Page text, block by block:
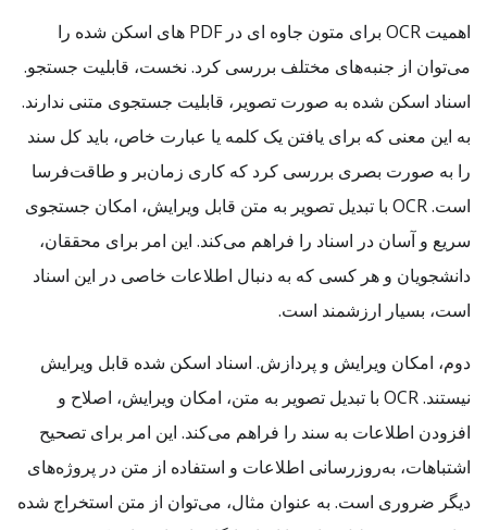
اهمیت OCR برای متون جاوه ای در PDF های اسکن شده را
می‌توان از جنبه‌های مختلف بررسی کرد. نخست، قابلیت جستجو.
اسناد اسکن شده به صورت تصویر، قابلیت جستجوی متنی ندارند.
به این معنی که برای یافتن یک کلمه یا عبارت خاص، باید کل سند
را به صورت بصری بررسی کرد که کاری زمان‌بر و طاقت‌فرسا
است. OCR با تبدیل تصویر به متن قابل ویرایش، امکان جستجوی
سریع و آسان در اسناد را فراهم می‌کند. این امر برای محققان،
دانشجویان و هر کسی که به دنبال اطلاعات خاصی در این اسناد
است، بسیار ارزشمند است.
دوم، امکان ویرایش و پردازش. اسناد اسکن شده قابل ویرایش
نیستند. OCR با تبدیل تصویر به متن، امکان ویرایش، اصلاح و
افزودن اطلاعات به سند را فراهم می‌کند. این امر برای تصحیح
اشتباهات، به‌روزرسانی اطلاعات و استفاده از متن در پروژه‌های
دیگر ضروری است. به عنوان مثال، می‌توان از متن استخراج شده